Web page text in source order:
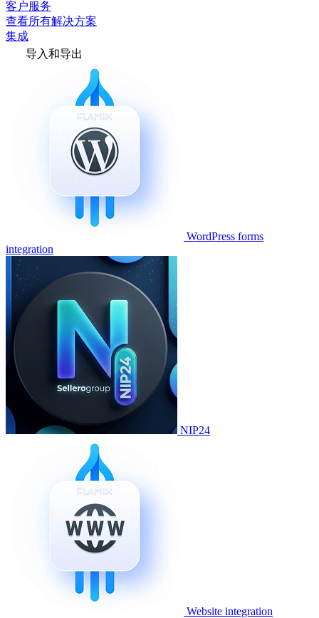
客户服务
查看所有解决方案
集成
导入和导出
WordPress forms
integration
NIP24
Website integration